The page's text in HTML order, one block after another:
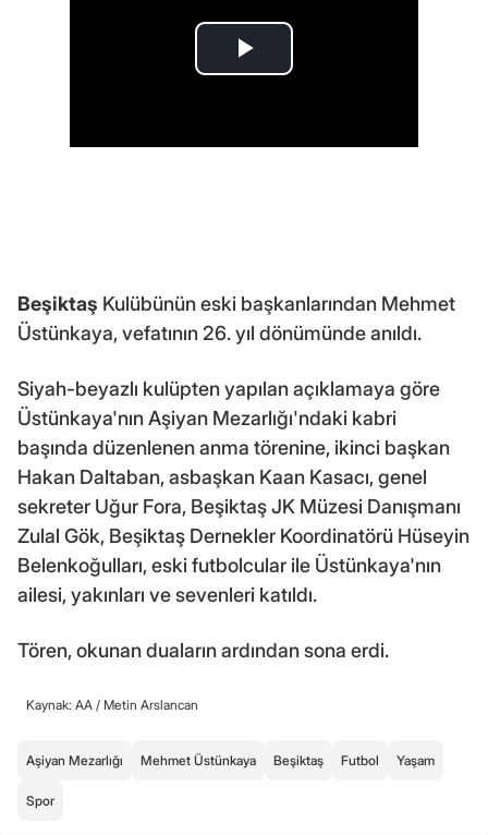
Beşiktaş Kulübünün eski başkanlarından Mehmet
Üstünkaya, vefatının 26. yıl dönümünde anıldı.
Siyah-beyazlı kulüpten yapılan açıklamaya göre
Üstünkaya'nın Aşiyan Mezarlığı'ndaki kabri
başında düzenlenen anma törenine, ikinci başkan
Hakan Daltaban, asbaşkan Kaan Kasacı, genel
sekreter Uğur Fora, Beşiktaş JK Müzesi Danışmanı
Zulal Gök, Beşiktaş Dernekler Koordinatörü Hüseyin
Belenkoğulları, eski futbolcular ile Üstünkaya'nın
ailesi, yakınları ve sevenleri katıldı.
Tören, okunan duaların ardından sona erdi.
Kaynak: AA / Metin Arslancan
Aşiyan Mezarlığı Mehmet Üstünkaya Beşiktaş Futbol Yaşam
Spor